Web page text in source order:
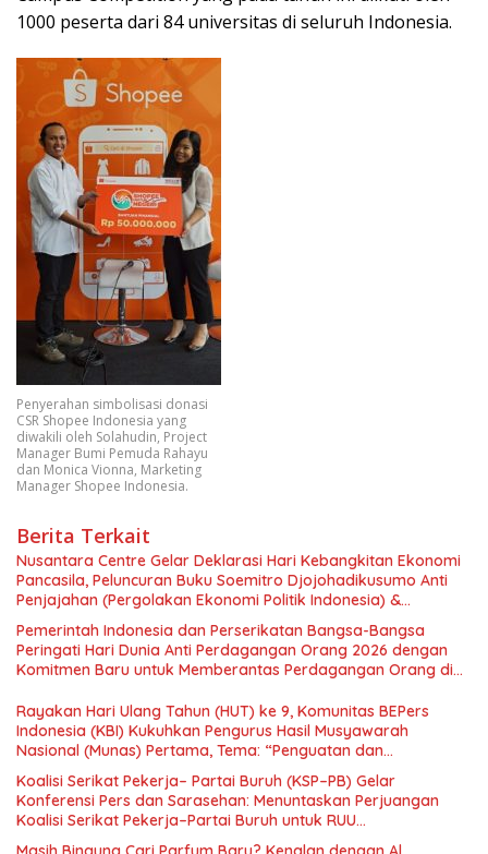
1000 peserta dari 84 universitas di seluruh Indonesia.
Penyerahan simbolisasi donasi
CSR Shopee Indonesia yang
diwakili oleh Solahudin, Project
Manager Bumi Pemuda Rahayu
dan Monica Vionna, Marketing
Manager Shopee Indonesia.
Berita Terkait
Nusantara Centre Gelar Deklarasi Hari Kebangkitan Ekonomi
Pancasila, Peluncuran Buku Soemitro Djojohadikusumo Anti
Penjajahan (Pergolakan Ekonomi Politik Indonesia) &
Simposium Nasional “Urgensi Undang-Undang Perekonomian
Nasional dan Kesejahteraan Sosial dalam Menata Bangsa
Menuju Indonesia Emas 2045”,
Pemerintah Indonesia dan Perserikatan Bangsa-Bangsa
Peringati Hari Dunia Anti Perdagangan Orang 2026 dengan
Komitmen Baru untuk Memberantas Perdagangan Orang di
Rayakan Hari Ulang Tahun (HUT) ke 9, Komunitas BEPers
Indonesia (KBI) Kukuhkan Pengurus Hasil Musyawarah
Nasional (Munas) Pertama, Tema: “Penguatan dan
Pengembangan Organisasi KBI yang Berbasis Riset di seluruh
Indonesia dan Mancanegara”.
Koalisi Serikat Pekerja– Partai Buruh (KSP–PB) Gelar
Konferensi Pers dan Sarasehan: Menuntaskan Perjuangan
Koalisi Serikat Pekerja–Partai Buruh untuk RUU
Ketenagakerjaan Baru.